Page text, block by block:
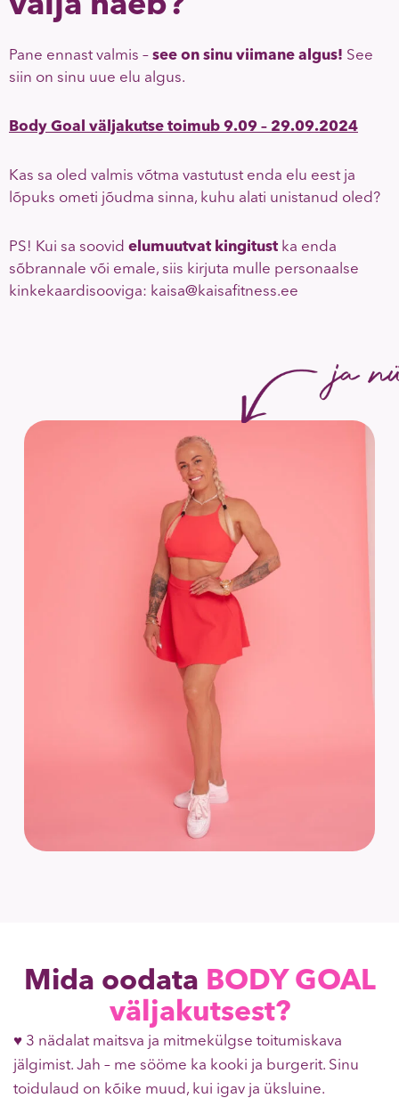
välja näeb?
Pane ennast valmis – see on sinu viimane algus! See
siin on sinu uue elu algus.
Body Goal väljakutse toimub 9.09 – 29.09.2024
Kas sa oled valmis võtma vastutust enda elu eest ja
lõpuks ometi jõudma sinna, kuhu alati unistanud oled?
PS! Kui sa soovid elumuutvat kingitust ka enda
sõbrannale või emale, siis kirjuta mulle personaalse
kinkekaardisooviga: kaisa@kaisafitness.ee
Mida oodata BODY GOAL
väljakutsest?
♥ 3 nädalat maitsva ja mitmekülgse toitumiskava
jälgimist. Jah – me sööme ka kooki ja burgerit. Sinu
toidulaud on kõike muud, kui igav ja üksluine.